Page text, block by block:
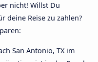
nicht! Willst Du
deine Reise zu zahlen?
San Antonio, TX im